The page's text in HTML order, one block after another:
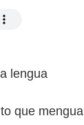
lengua
que mengua